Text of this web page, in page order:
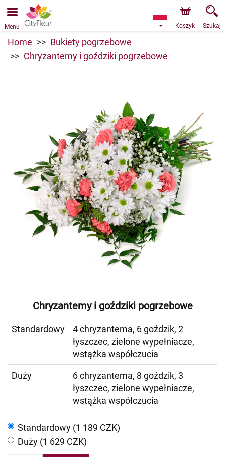
Przyjmujemy zamówienia za pośrednictwem naszego
sklepu internetowego. Najbliższy możliwy termin dostawy
to 10.08.2026 z powodu urlopu.
Menu Koszyk Szukaj
Home
Bukiety pogrzebowe
Chryzantemy i goździki pogrzebowe
Chryzantemy i goździki pogrzebowe
Standardowy
4 chryzantema, 6 goździk, 2
łyszczec, zielone wypełniacze,
wstążka współczucia
Duży
6 chryzantema, 8 goździk, 3
łyszczec, zielone wypełniacze,
wstążka współczucia
Standardowy (1 189 CZK)
Duży (1 629 CZK)